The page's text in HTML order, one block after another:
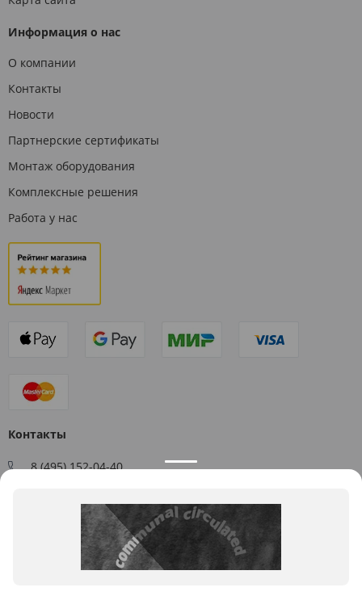
Информация о нас
О компании
Контакты
Новости
Партнерские сертификаты
Монтаж оборудования
Комплексные решения
Работа у нас
Контакты
8 (495) 152-04-40
109544, г. Москва, ул. Большая Андроньевская, д. 17
Схема проезда
Пн-Пт: 9:00 - 18:00